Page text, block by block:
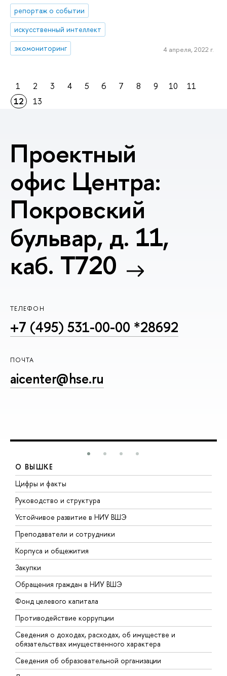
репортаж о событии
искусственный интеллект
экомониторинг
4 апреля, 2022 г.
1 2 3 4 5 6 7 8 9 10
11
12
13
Проектный
офис Центра:
Покровский
бульвар, д. 11,
каб. T720
ТЕЛЕФОН
+7 (495) 531-00-00 *28692
ПОЧТА
aicenter@hse.ru
О ВЫШКЕ
Цифры и факты
Руководство и структура
Устойчивое развитие в НИУ ВШЭ
Преподаватели и сотрудники
Корпуса и общежития
Закупки
Обращения граждан в НИУ ВШЭ
Фонд целевого капитала
Противодействие коррупции
Сведения о доходах, расходах, об имуществе и
обязательствах имущественного характера
Сведения об образовательной организации